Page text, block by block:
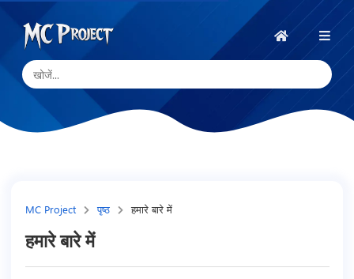
होम
MC Project पृष्ठ हमारे बारे में
हमारे बारे में
Project
Official
Store
डिजिटल
सेवाएँ